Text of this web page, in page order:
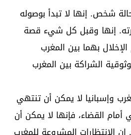
شخص. إنها لا تبدأ بوصوله
إنها وقبل كل شيء قصة
بهما بين المغرب
الشراكة بين المغرب
وإسبانيا لا يمكن أن تنتهي
القضاء، فإنها لا يمكن أن